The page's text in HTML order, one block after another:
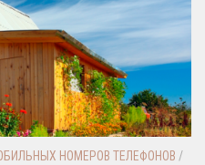
НОМЕРОВ ТЕЛЕФОНОВ /